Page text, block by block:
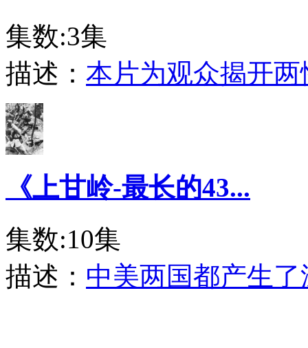
集数:3集
描述： 本片为观众揭开
《上甘岭-最长的43...
集数:10集
描述： 中美两国都产生